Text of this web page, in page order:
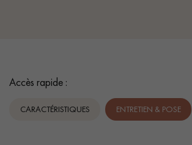
Accès rapide :
CARACTÉRISTIQUES ENTRETIEN & POSE